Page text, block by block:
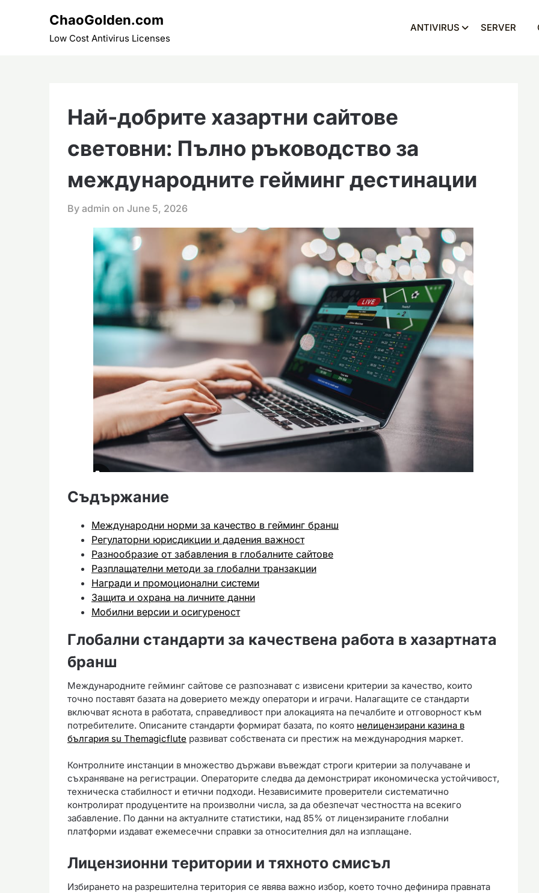
ChaoGolden.com
Low Cost Antivirus Licenses
ANTIVIRUS SERVER
Най-добрите хазартни сайтове
световни: Пълно ръководство за
международните гейминг дестинации
By admin on June 5, 2026
Съдържание
Международни норми за качество в гейминг бранш
Регулаторни юрисдикции и дадения важност
Разнообразие от забавления в глобалните сайтове
Разплащателни методи за глобални транзакции
Награди и промоционални системи
Защита и охрана на личните данни
Мобилни версии и осигуреност
Глобални стандарти за качествена работа в хазартната
бранш
Международните гейминг сайтове се разпознават с извисени критерии за качество, които
точно поставят базата на доверието между оператори и играчи. Налагащите се стандарти
включват яснота в работата, справедливост при алокацията на печалбите и отговорност към
потребителите. Описаните стандарти формират базата, по която нелицензирани казина в
българия su Themagicflute развиват собствената си престиж на международния маркет.
Контролните инстанции в множество държави въвеждат строги критерии за получаване и
съхраняване на регистрации. Операторите следва да демонстрират икономическа устойчивост,
техническа стабилност и етични подходи. Независимите проверители систематично
контролират продуцентите на произволни числа, за да обезпечат честността на всекиго
забавление. По данни на актуалните статистики, над 85% от лицензираните глобални
платформи издават ежемесечни справки за относителния дял на изплащане.
Лицензионни територии и тяхното смисъл
Избирането на разрешителна територия се явява важно избор, което точно дефинира правната